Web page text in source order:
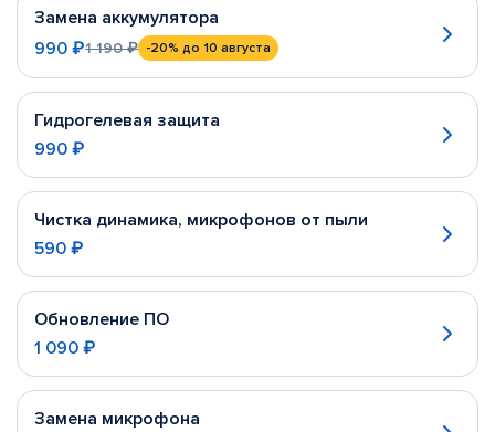
Замена аккумулятора
990 ₽1 190 ₽ -20% до 10 августа
Гидрогелевая защита
990 ₽
Чистка динамика, микрофонов от пыли
590 ₽
Обновление ПО
1 090 ₽
Замена микрофона